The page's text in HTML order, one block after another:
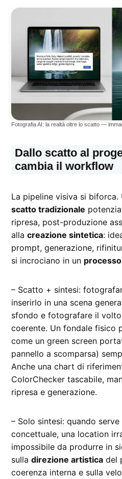
Fotografia AI: la realtà oltre lo scatto —
Dallo scatto al
cambia il workflow
La pipeline visiva si
scatto tradizionale
ripresa, post-produzione
allacreazione sintetica:
prompt, generazione,
si incrociano in un
– Scatto + sintesi:
inserirlo in una scena
sfondo e fotografare il
coerente. Un fondale fisico
come un green screen
pannello a scomparsa)
Anche una chart di
ColorChecker tascabile,
ripresa e generazione.
– Solo sintesi: quando serve
concettuale, una location
impossibile da produrre in
sulladirezione artistica del
coerenza interna e sulla